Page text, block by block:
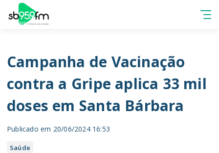
Campanha de Vacinação
contra a Gripe aplica 33 mil
doses em Santa Bárbara
Publicado em 20/06/2024 16:53
Saúde